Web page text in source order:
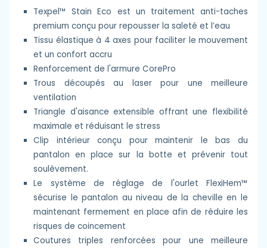
Texpel™ Stain Eco est un traitement anti-taches
premium conçu pour repousser la saleté et l’eau
Tissu élastique à 4 axes pour faciliter le mouvement
et un confort accru
Renforcement de l'armure CorePro
Trous découpés au laser pour une meilleure
ventilation
Triangle d'aisance extensible offrant une flexibilité
maximale et réduisant le stress
Clip intérieur conçu pour maintenir le bas du
pantalon en place sur la botte et prévenir tout
soulèvement.
Le système de réglage de l'ourlet FlexiHem™
sécurise le pantalon au niveau de la cheville en le
maintenant fermement en place afin de réduire les
risques de coincement
Coutures triples renforcées pour une meilleure